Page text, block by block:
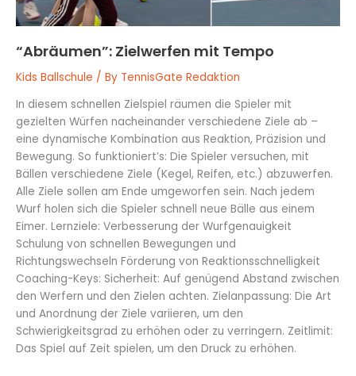
“Abräumen”: Zielwerfen mit Tempo
Kids Ballschule / By TennisGate Redaktion
In diesem schnellen Zielspiel räumen die Spieler mit
gezielten Würfen nacheinander verschiedene Ziele ab –
eine dynamische Kombination aus Reaktion, Präzision und
Bewegung. So funktioniert’s: Die Spieler versuchen, mit
Bällen verschiedene Ziele (Kegel, Reifen, etc.) abzuwerfen.
Alle Ziele sollen am Ende umgeworfen sein. Nach jedem
Wurf holen sich die Spieler schnell neue Bälle aus einem
Eimer. Lernziele: Verbesserung der Wurfgenauigkeit
Schulung von schnellen Bewegungen und
Richtungswechseln Förderung von Reaktionsschnelligkeit
Coaching-Keys: Sicherheit: Auf genügend Abstand zwischen
den Werfern und den Zielen achten. Zielanpassung: Die Art
und Anordnung der Ziele variieren, um den
Schwierigkeitsgrad zu erhöhen oder zu verringern. Zeitlimit:
Das Spiel auf Zeit spielen, um den Druck zu erhöhen.